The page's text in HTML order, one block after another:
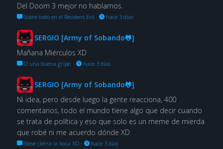
Del Doom 3 mejor no hablamos.
Sobre todo en el Resident Evil · hace 3 días
SERGIO [Army of Sobando🐸]
Mañana Miérculos XD
O una buena gripe. · hace 3 días
SERGIO [Army of Sobando🐸]
Ni idea, pero desde luego la gente reacciona, 400
comentarios, todo el mundo tiene algo que decir cuando
se trata de política y eso que solo es un meme de mierda
que robé ni me acuerdo dónde XD
Steve cierra la boca XD · hace 3 días